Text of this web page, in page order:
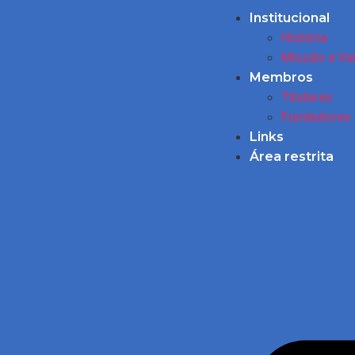
Institucional
História
Missão e
Membros
Titulares
Fundadores
Links
Área restrita